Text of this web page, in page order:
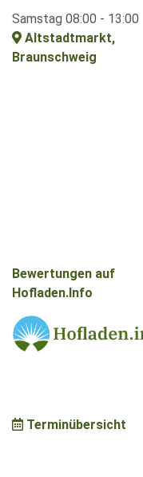
Samstag 08:00 - 13:00
Altstadtmarkt,
Braunschweig
Bewertungen auf
Hofladen.Info
Terminübersicht